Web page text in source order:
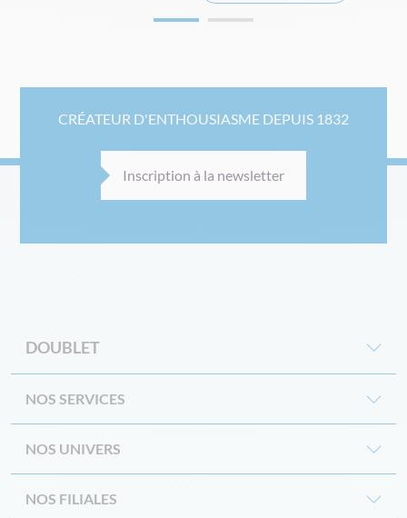
CRÉATEUR D'ENTHOUSIASME DEPUIS 1832
Inscription à la newsletter
DOUBLET
NOS SERVICES
NOS UNIVERS
NOS FILIALES